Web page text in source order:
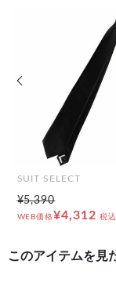
SUIT SELECT
¥5,390
WEB価格¥4,312 税込
前の画像
このアイテムを見